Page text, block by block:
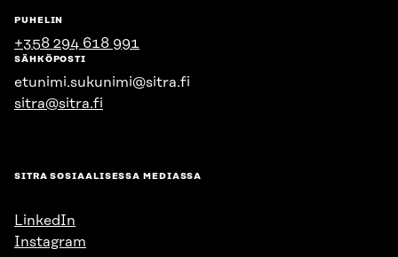
PUHELIN
+358 294 618 991
SÄHKÖPOSTI
etunimi.sukunimi@sitra.fi
sitra@sitra.fi
SITRA SOSIAALISESSA MEDIASSA
LinkedIn
Instagram